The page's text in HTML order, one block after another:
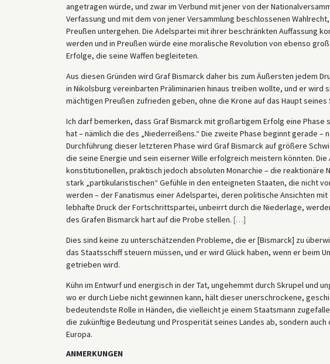
angetragen würde, und zwar im Verbund mit jener von der
Verfassung und mit dem von jener Versammlung beschlossenen
Preußen untergehen. Die Adelspartei mit ihrer beschränkten Auffassung
werden und in Preußen würde eine moralische Revolution von ebenso
Erfolge, die seine Waffen begleiteten.
Aus diesen Gründen wird Graf Bismarck daher bis zum Äußersten jedem
in Nikolsburg vereinbarten Präliminarien hinaus treiben wollte, und er wird
mächtigen Preußen zufrieden geben, ohne die Krone auf das Haupt
Ich darf bemerken, dass Graf Bismarck mit großartigem Erfolg eine
hat – nämlich die des „Niederreißens.“ Die zweite Phase beginnt gerade –
Durchführung dieser letzteren Phase wird Graf Bismarck auf größere
die seine Energie und sein eiserner Wille erfolgreich meistern könnten.
konstitutionellen, praktisch jedoch absoluten Monarchie – die reaktionäre
stark „partikularistischen“ Gefühle in den enteigneten Staaten, die nicht
werden – der Fanatismus einer Adelspartei, deren politische Ansichten
lebhafte Druck der Fortschrittspartei, unbeirrt durch die Niederlage,
des Grafen Bismarck hart auf die Probe stellen. […]
Dies sind keine zu unterschätzenden Probleme, die er [Bismarck] zu
das Staatsschiff steuern müssen, und er wird Glück haben, wenn er beim
getrieben wird.
Kühn im Entwurf und energisch in der Tat, ungehemmt durch Skrupel und
wo er durch Liebe nicht gewinnen kann, hält dieser unerschrockene,
bedeutendste Rolle in Händen, die vielleicht je einem Staatsmann
die zukünftige Bedeutung und Prosperität seines Landes ab, sondern auch
Europa.
ANMERKUNGEN